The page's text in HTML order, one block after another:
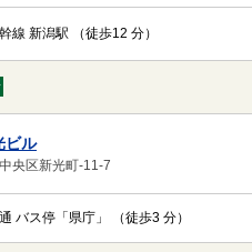
線 新潟駅 （徒歩12 分）
ビル
央区新光町-11-7
バス停「県庁」 （徒歩3 分）